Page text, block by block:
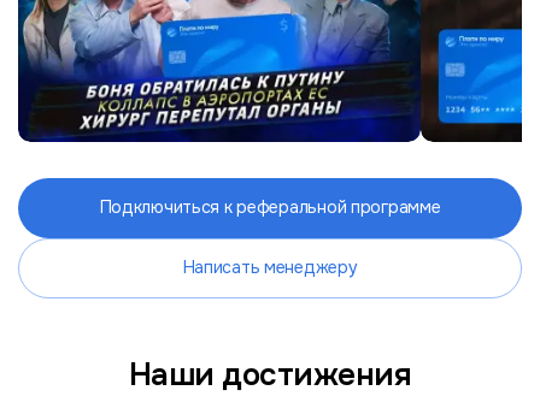
Подключиться к реферальной программе
Написать менеджеру
Наши достижения